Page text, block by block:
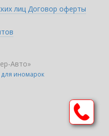
лиц Договор оферты
Авто»
для иномарок